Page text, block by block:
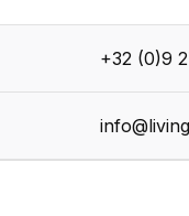
+32 (0)9